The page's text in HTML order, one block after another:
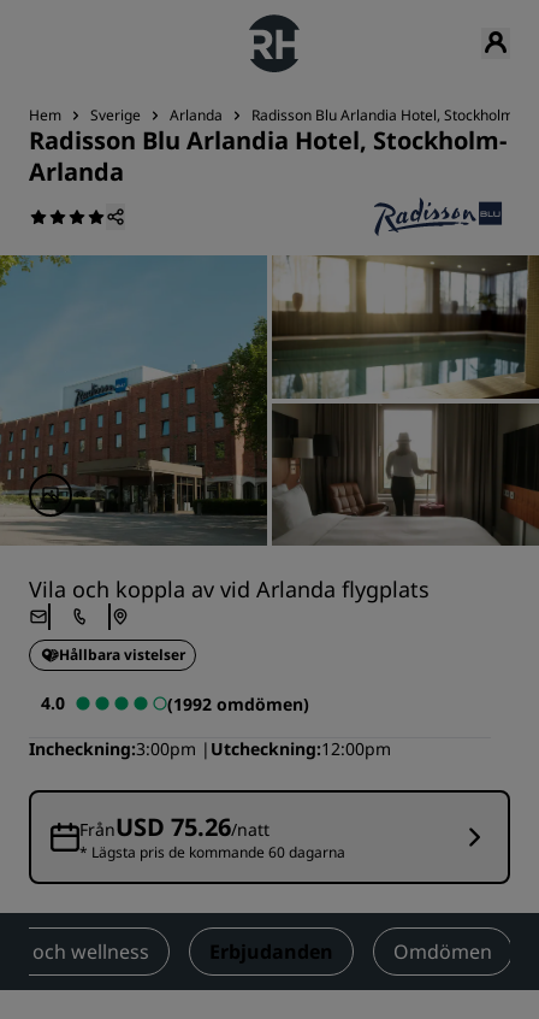
Hem Sverige Arlanda Radisson Blu Arlandia Hotel, Stockholm-
Radisson Blu Arlandia Hotel, Stockholm-
Arlanda
Vila och koppla av vid Arlanda flygplats
Hållbara vistelser
4.0
(1992 omdömen)
Incheckning 3:00pm Utcheckning 12:00pm
FrånUSD 75.26/natt
* Lägsta pris de kommande 60 dagarna
och wellness Erbjudanden Omdömen